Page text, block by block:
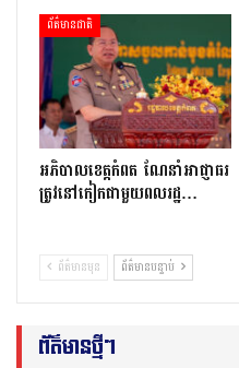
ព័ត៌មានជាតិ
អភិបាលខេត្តកំពត ណែនាំអាជ្ញាធរ
ត្រូវនៅកៀកជាមួយពលរដ្ឋ…
ព័ត៌មានមុន ព័ត៌មានបន្ទាប់
ព័ត៌មានថ្មីៗ